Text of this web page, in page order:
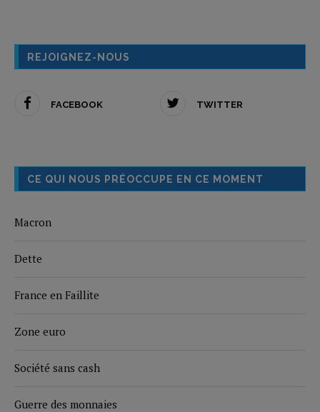
REJOIGNEZ-NOUS
FACEBOOK TWITTER
CE QUI NOUS PRÉOCCUPE EN CE MOMENT
Macron
Dette
France en Faillite
Zone euro
Société sans cash
Guerre des monnaies